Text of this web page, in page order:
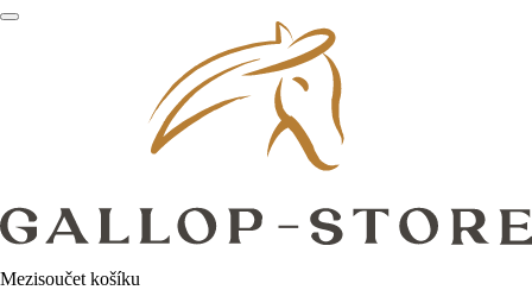
Mezisoučet košíku